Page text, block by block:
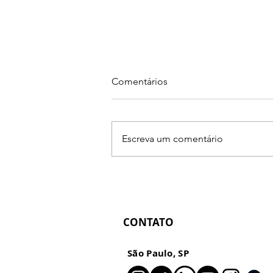
Comentários
Escreva um comentário
CONTATO
São Paulo, SP